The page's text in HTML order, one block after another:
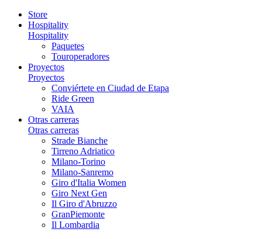
Store
Hospitality
Hospitality
Paquetes
Touroperadores
Proyectos
Proyectos
Conviértete en Ciudad de Etapa
Ride Green
VAIA
Otras carreras
Otras carreras
Strade Bianche
Tirreno Adriatico
Milano-Torino
Milano-Sanremo
Giro d'Italia Women
Giro Next Gen
Il Giro d'Abruzzo
GranPiemonte
Il Lombardia